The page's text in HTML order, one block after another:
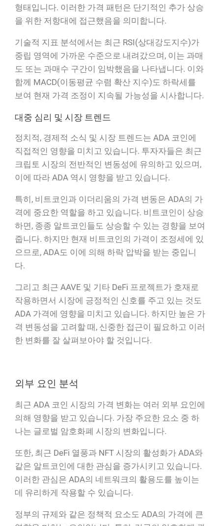
형태입니다. 이러한 가격 패턴은 단기적인 추가 상승
을 위한 저항대에 접근했음을 의미합니다.
기술적 지표 분석에서는 최근 RSI(상대강도지수)가
중립 영역에 가까운 수준으로 내려갔으며, 이는 과매
도 또는 과매수 구간이 임박했음을 나타냅니다. 이와
함께 MACD(이동평균 수렴 확산 지수)도 하락세를
보여 현재 가격 조정이 지속될 가능성을 시사합니다.
대중 심리 및 시장 트렌드
정치적, 경제적 소식 및 시장 트렌드는 ADA 코인에
직접적인 영향을 미치고 있습니다. 투자자들은 최근
크립토 시장의 전반적인 변동성에 유의하고 있으며,
이에 따라 ADA 역시 영향을 받고 있습니다.
특히, 비트코인과 이더리움의 가격 변동은 ADA의 가
격에 중요한 역할을 하고 있습니다. 비트코인이 상승
하면, 종종 알트코인들도 상승할 수 있는 경향을 보여
줍니다. 하지만 현재 비트코인의 가격이 조정세에 있
으므로, ADA도 이에 의해 하락 압박을 받는 중입니
다.
그리고 최근 AAVE 및 기타 DeFi 프로젝트가 호재로
작용하면서 시장에 긍정적인 신호를 주고 있는 것도
ADA 가격에 영향을 미치고 있습니다. 하지만 높은 가
격 변동성을 고려할 때, 신중한 접근이 필요하고 이러
한 변화를 잘 살펴보아야 할 것입니다.
외부 요인 분석
최근 ADA 코인 시장의 가격 변화는 여러 외부 요인에
의해 영향을 받고 있습니다. 가장 주요한 요소 중 하
나는 글로벌 암호화폐 시장의 변화입니다.
또한, 최근 DeFi 열풍과 NFT 시장의 활성화가 ADA와
같은 알트코인에 대한 관심을 증가시키고 있습니다.
이러한 관심은 ADA의 네트워크의 활용도를 높이는
데 유리하게 작용할 수 있습니다.
정부의 규제와 같은 정책적 요소도 ADA의 가격에 큰